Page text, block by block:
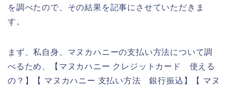
を調べたので、その結果を記事にさせていただきま
す。
まず、私自身、マヌカハニーの支払い方法について調
べるため、【マヌカハニー クレジットカード 使える
の？】【 マヌカハニー 支払い方法 銀行振込】【 マヌ